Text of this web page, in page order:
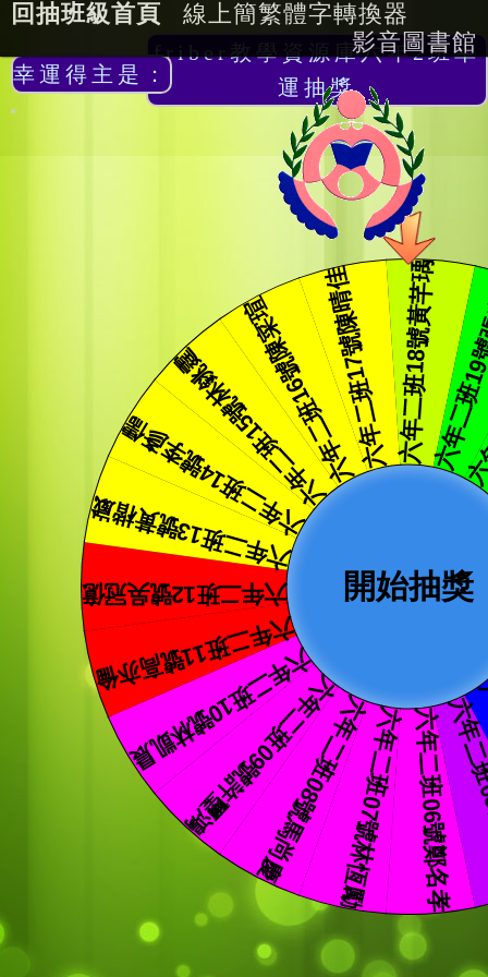
回抽班級首頁
線上簡繁體字轉換器
影音圖書館
friber教學資源庫六年2班幸
運抽獎
幸運得主是：